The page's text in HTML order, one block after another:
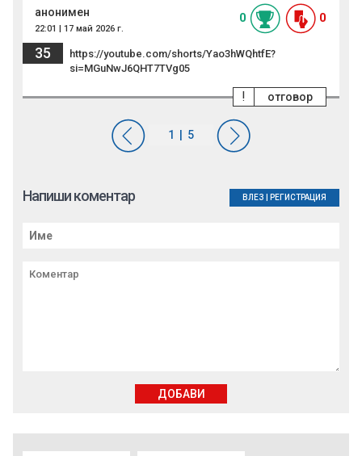
анонимен
22:01 | 17 май 2026 г.
0 0
35
https://youtube.com/shorts/Yao3hWQhtfE?
si=MGuNwJ6QHT7TVg05
отговор
!
Напиши коментар ВЛЕЗ РЕГИСТРАЦИЯ
ДОБАВИ